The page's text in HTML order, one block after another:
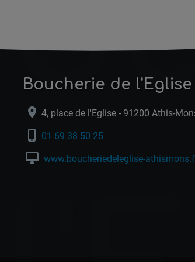
Boucherie de l'Eglise
location_on 4, place de l'Eglise - 91200 Athis-
phone_iphone 01 69 38 50 25
desktop_mac www.boucheriedeleglise-